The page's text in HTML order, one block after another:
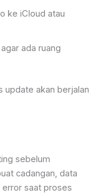
ke iCloud atau
ada ruang
update akan berjalan
sebelum
cadangan, data
saat proses